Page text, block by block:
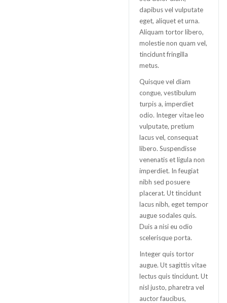
dapibus vel vulputate
eget, aliquet et urna.
Aliquam tortor libero,
molestie non quam vel,
tincidunt fringilla
metus.
Quisque vel diam
congue, vestibulum
turpis a, imperdiet
odio. Integer vitae leo
vulputate, pretium
lacus vel, consequat
libero. Suspendisse
venenatis et ligula non
imperdiet. In feugiat
nibh sed posuere
placerat. Ut tincidunt
lacus nibh, eget tempor
augue sodales quis.
Duis a nisi eu odio
scelerisque porta.
Integer quis tortor
augue. Ut sagittis vitae
lectus quis tincidunt. Ut
nisl justo, pharetra vel
auctor faucibus,